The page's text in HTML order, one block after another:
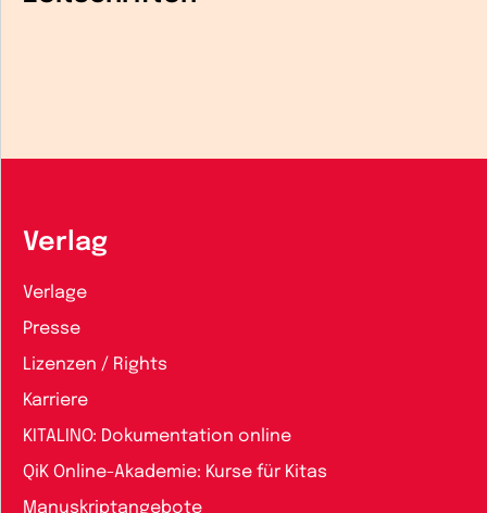
Verlag
Verlage
Presse
Lizenzen / Rights
Karriere
KITALINO: Dokumentation online
QiK Online-Akademie: Kurse für Kitas
Manuskriptangebote